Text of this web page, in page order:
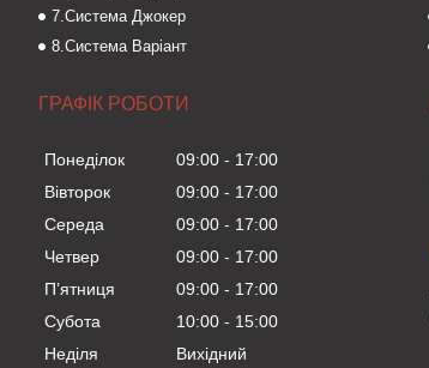
7.Система Джокер
8.Система Варіант
ГРАФІК РОБОТИ
Понеділок 09:00
17:00
Вівторок
09:00
17:00
Середа
09:00
17:00
Четвер
09:00
17:00
Пʼятниця
09:00
17:00
Субота
10:00
15:00
Неділя
Вихідний